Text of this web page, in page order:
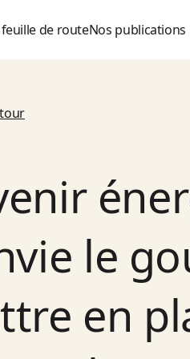
de routeNos publications
le
en